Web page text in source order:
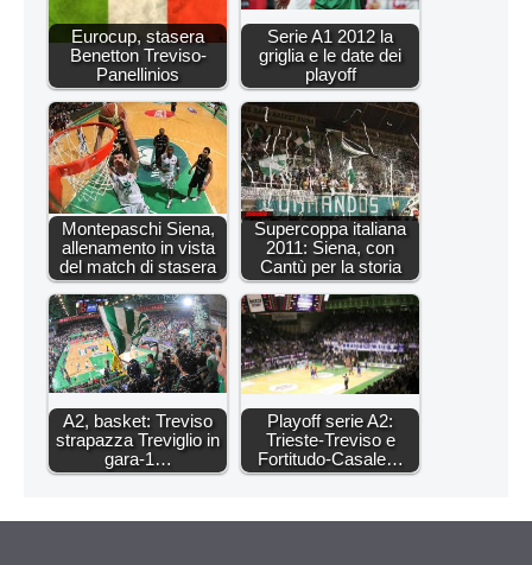
Eurocup, stasera
Benetton Treviso-
Panellinios
Serie A1 2012 la
griglia e le date dei
playoff
Montepaschi Siena,
allenamento in vista
del match di stasera
Supercoppa italiana
2011: Siena, con
Cantù per la storia
A2, basket: Treviso
strapazza Treviglio in
gara-1…
Playoff serie A2:
Trieste-Treviso e
Fortitudo-Casale…